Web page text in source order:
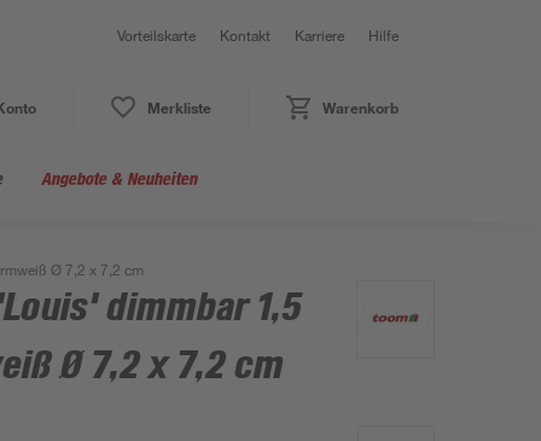
Vorteilskarte Kontakt Karriere Hilfe
Merkliste Warenkorb
Angebote & Neuheiten
Ø 7,2 x 7,2 cm
dimmbar 1,5
Ø 7,2 x 7,2 cm